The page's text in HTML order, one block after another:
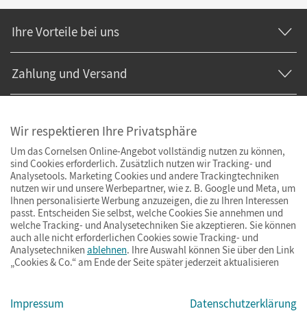
Ihre Vorteile bei uns
Zahlung und Versand
© Cornelsen Verlag 2026
ImpressumAGBDatenschutzBarrierefreiheitCookies & Co.
Wir respektieren Ihre Privatsphäre
Um das Cornelsen Online-Angebot vollständig nutzen zu können,
sind Cookies erforderlich. Zusätzlich nutzen wir Tracking- und
Analysetools. Marketing Cookies und andere Trackingtechniken
nutzen wir und unsere Werbepartner, wie z. B. Google und Meta, um
Ihnen personalisierte Werbung anzuzeigen, die zu Ihren Interessen
passt. Entscheiden Sie selbst, welche Cookies Sie annehmen und
welche Tracking- und Analysetechniken Sie akzeptieren. Sie können
auch alle nicht erforderlichen Cookies sowie Tracking- und
Analysetechniken ablehnen. Ihre Auswahl können Sie über den Link
„Cookies & Co.“ am Ende der Seite später jederzeit aktualisieren
Impressum Datenschutzerklärung